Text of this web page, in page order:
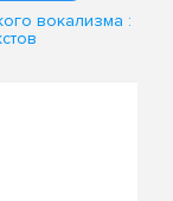
вокализма :